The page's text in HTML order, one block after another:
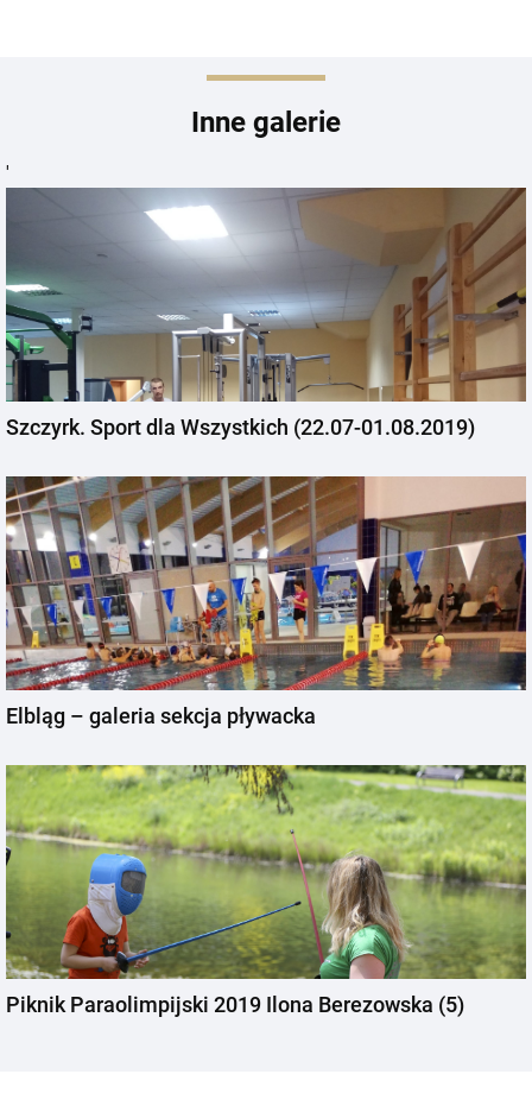
Inne galerie
'
Szczyrk. Sport dla Wszystkich (22.07-01.08.2019)
Elbląg – galeria sekcja pływacka
Piknik Paraolimpijski 2019 Ilona Berezowska (5)